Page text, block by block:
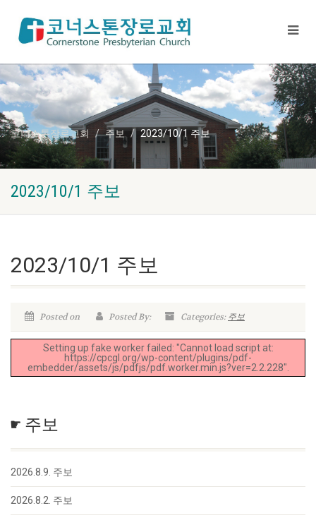
코너스톤장로교회 주보 2023/10/1 주보
2023/10/1 주보
2023/10/1 주보
Posted on Posted By: Categories:주보
Setting up fake worker failed: "Cannot load script at:
https://cpcgl.org/wp-content/plugins/pdf-
embedder/assets/js/pdfjs/pdf.worker.min.js?ver=2.2.228".
☛ 주보
2026.8.9. 주보
2026.8.2. 주보